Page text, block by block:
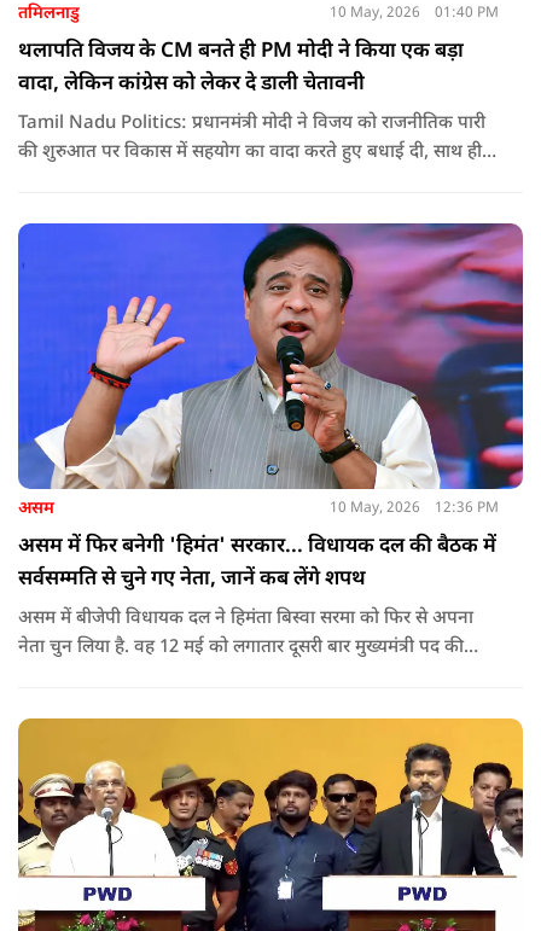
तमिलनाडु 10 May, 2026 01:40 PM
थलापति विजय के CM बनते ही PM मोदी ने किया एक बड़ा
वादा, लेकिन कांग्रेस को लेकर दे डाली चेतावनी
Tamil Nadu Politics: प्रधानमंत्री मोदी ने विजय को राजनीतिक पारी
की शुरुआत पर विकास में सहयोग का वादा करते हुए बधाई दी, साथ ही
असम 10 May, 2026 12:36 PM
असम में फिर बनेगी 'हिमंत' सरकार... विधायक दल की बैठक में
सर्वसम्मति से चुने गए नेता, जानें कब लेंगे शपथ
असम में बीजेपी विधायक दल ने हिमंता बिस्वा सरमा को फिर से अपना
नेता चुन लिया है. वह 12 मई को लगातार दूसरी बार मुख्यमंत्री पद की